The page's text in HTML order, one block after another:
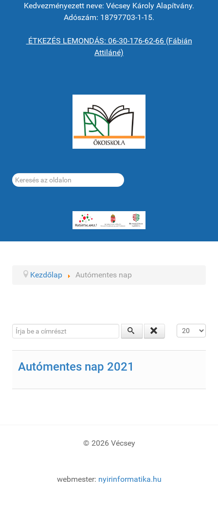
Kedvezményezett neve: Vécsey Károly Alapítvány.
Adószám: 18797703-1-15.
ÉTKEZÉS LEMONDÁS: 06-30-176-62-66 (Fábián
Attiláné)
Keresés...
Kezdőlap Autómentes nap
Írja be a címrészt Tételek #
Autómentes nap 2021
© 2026 Vécsey
webmester: nyirinformatika.hu